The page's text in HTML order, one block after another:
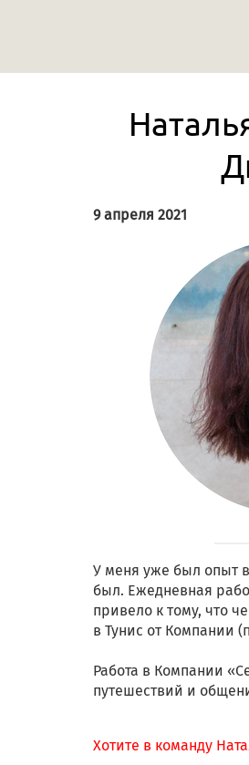
9 апреля 2021
У меня уже был опыт
был. Ежедневная
привело к тому, что
в Тунис от Компании
Работа в Компании
путешествий и
Хотите в команду